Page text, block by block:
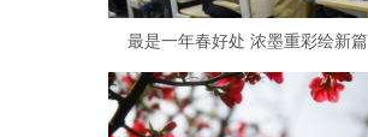
最是一年春好处 浓墨重彩绘新篇